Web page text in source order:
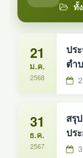
ทั้
21
ม.ค.
2568
ปร
ตำ
ปีง
31
ธ.ค.
2567
สรุ
ปร
ปร